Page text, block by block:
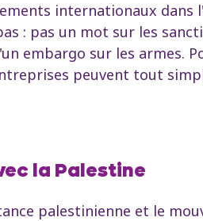
internationaux dans
: pas un mot sur les
embargo sur les armes.
peuvent tout
la Palestine
palestinienne et le